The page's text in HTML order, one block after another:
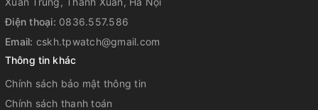
Điện thoại: 0836.557.586
Email: cskh.tpwatch@gmail.com
Thông tin khác
Chính sách bảo mật thông tin
Chính sách thanh toán